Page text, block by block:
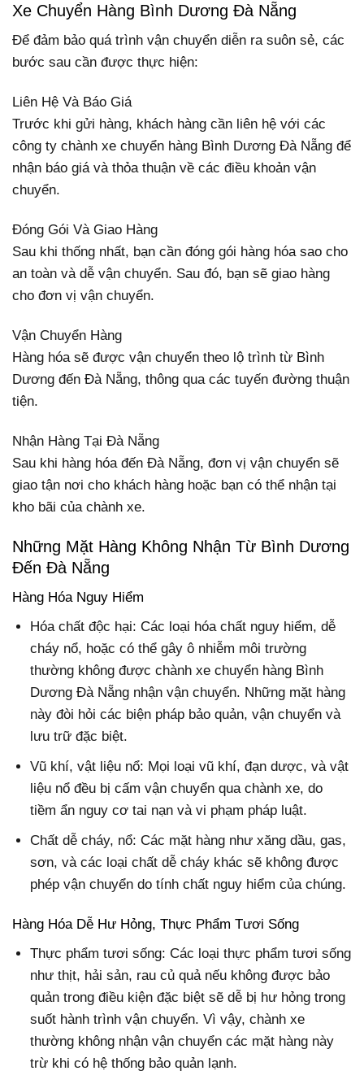
Xe Chuyển Hàng Bình Dương Đà Nẵng
Để đảm bảo quá trình vận chuyển diễn ra suôn sẻ, các
bước sau cần được thực hiện:
Liên Hệ Và Báo Giá
Trước khi gửi hàng, khách hàng cần liên hệ với các
công ty chành xe chuyển hàng Bình Dương Đà Nẵng để
nhận báo giá và thỏa thuận về các điều khoản vận
chuyển.
Đóng Gói Và Giao Hàng
Sau khi thống nhất, bạn cần đóng gói hàng hóa sao cho
an toàn và dễ vận chuyển. Sau đó, bạn sẽ giao hàng
cho đơn vị vận chuyển.
Vận Chuyển Hàng
Hàng hóa sẽ được vận chuyển theo lộ trình từ Bình
Dương đến Đà Nẵng, thông qua các tuyến đường thuận
tiện.
Nhận Hàng Tại Đà Nẵng
Sau khi hàng hóa đến Đà Nẵng, đơn vị vận chuyển sẽ
giao tận nơi cho khách hàng hoặc bạn có thể nhận tại
kho bãi của chành xe.
Những Mặt Hàng Không Nhận Từ Bình Dương
Đến Đà Nẵng
Hàng Hóa Nguy Hiểm
Hóa chất độc hại: Các loại hóa chất nguy hiểm, dễ
cháy nổ, hoặc có thể gây ô nhiễm môi trường
thường không được chành xe chuyển hàng Bình
Dương Đà Nẵng nhận vận chuyển. Những mặt hàng
này đòi hỏi các biện pháp bảo quản, vận chuyển và
lưu trữ đặc biệt.
Vũ khí, vật liệu nổ: Mọi loại vũ khí, đạn dược, và vật
liệu nổ đều bị cấm vận chuyển qua chành xe, do
tiềm ẩn nguy cơ tai nạn và vi phạm pháp luật.
Chất dễ cháy, nổ: Các mặt hàng như xăng dầu, gas,
sơn, và các loại chất dễ cháy khác sẽ không được
phép vận chuyển do tính chất nguy hiểm của chúng.
Hàng Hóa Dễ Hư Hỏng, Thực Phẩm Tươi Sống
Thực phẩm tươi sống: Các loại thực phẩm tươi sống
như thịt, hải sản, rau củ quả nếu không được bảo
quản trong điều kiện đặc biệt sẽ dễ bị hư hỏng trong
suốt hành trình vận chuyển. Vì vậy, chành xe
thường không nhận vận chuyển các mặt hàng này
trừ khi có hệ thống bảo quản lạnh.